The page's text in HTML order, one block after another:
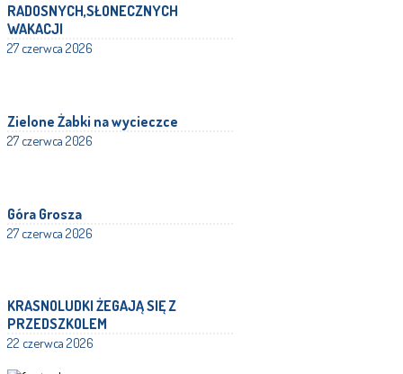
RADOSNYCH,SŁONECZNYCH
WAKACJI
27 czerwca 2026
Zielone Żabki na wycieczce
27 czerwca 2026
Góra Grosza
27 czerwca 2026
KRASNOLUDKI ŻEGAJĄ SIĘ Z
PRZEDSZKOLEM
22 czerwca 2026